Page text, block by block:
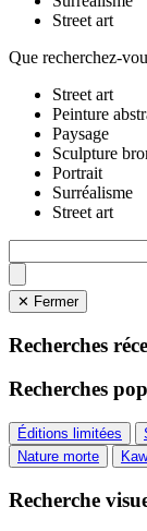
Street art
Que recherchez-
Street art
Peinture
Paysage
Sculpture
Portrait
Surréalisme
Street art
✕ Fermer
Recherches
Recherches
Éditions limitées
Nature morte
Recherche